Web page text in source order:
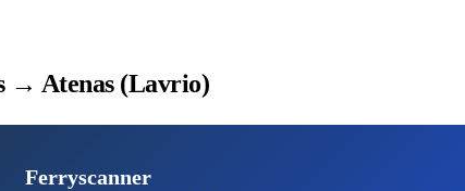
→ Atenas (Lavrio)
Ferryscanner